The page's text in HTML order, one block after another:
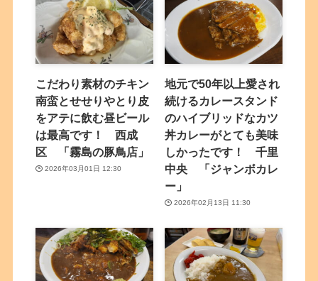
こだわり素材のチキン
南蛮とせせりやとり皮
をアテに飲む昼ビール
は最高です！ 西成
区 「霧島の豚鳥店」
2026年03月01日 12:30
地元で50年以上愛され
続けるカレースタンド
のハイブリッドなカツ
丼カレーがとても美味
しかったです！ 千里
中央 「ジャンボカレ
ー」
2026年02月13日 11:30